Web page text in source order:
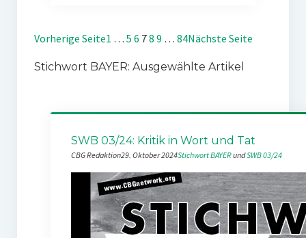
Vorherige Seite1 … 5 6 78 9 … 84Nächste Seite
Stichwort BAYER: Ausgewählte Artikel
SWB 03/24: Kritik in Wort und Tat
CBG Redaktion29. Oktober 2024Stichwort BAYER und SWB 03/24